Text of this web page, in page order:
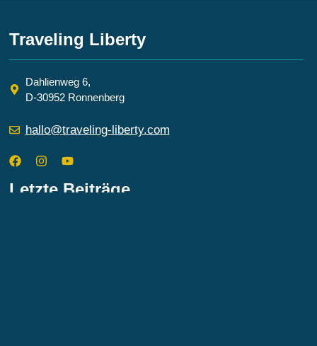
Traveling Liberty
Dahlienweg 6,
D-30952 Ronnenberg
hallo@traveling-liberty.com
Letzte Beiträge